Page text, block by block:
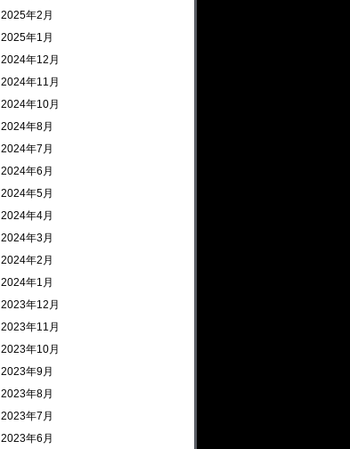
2025年2月
2025年1月
2024年12月
2024年11月
2024年10月
2024年8月
2024年7月
2024年6月
2024年5月
2024年4月
2024年3月
2024年2月
2024年1月
2023年12月
2023年11月
2023年10月
2023年9月
2023年8月
2023年7月
2023年6月